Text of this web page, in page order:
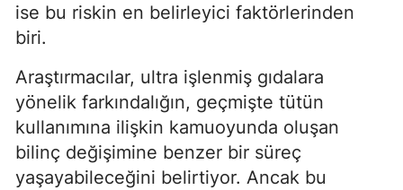
ise bu riskin en belirleyici faktörlerinden
biri.
Araştırmacılar, ultra işlenmiş gıdalara
yönelik farkındalığın, geçmişte tütün
kullanımına ilişkin kamuoyunda oluşan
bilinç değişimine benzer bir süreç
yaşayabileceğini belirtiyor. Ancak bu